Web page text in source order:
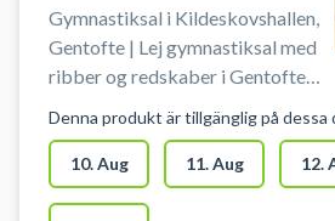
Gymnastiksal i Kildeskovshallen,
Gentofte | Lej gymnastiksal med
ribber og redskaber i Gentofte
Adolphsvej 25, 2820 Gentofte.
Gymnastiksalen i Kildeskovshallen
kan benyttes til ekstra træning,
Denna produkt är tillgänglig på dessa
10. Aug 11. Aug 12.